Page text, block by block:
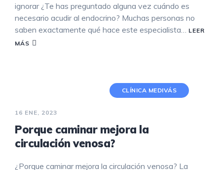
ignorar ¿Te has preguntado alguna vez cuándo es
necesario acudir al endocrino? Muchas personas no
saben exactamente qué hace este especialista… LEER
MÁS
CLÍNICA MEDIVÁS
16 ENE, 2023
Porque caminar mejora la
circulación venosa?
¿Porque caminar mejora la circulación venosa? La